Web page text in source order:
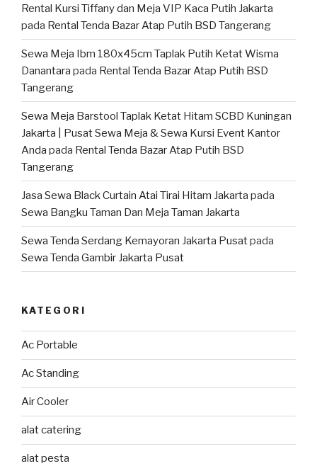
Rental Kursi Tiffany dan Meja VIP Kaca Putih Jakarta
pada Rental Tenda Bazar Atap Putih BSD Tangerang
Sewa Meja Ibm 180x45cm Taplak Putih Ketat Wisma
Danantara pada Rental Tenda Bazar Atap Putih BSD
Tangerang
Sewa Meja Barstool Taplak Ketat Hitam SCBD Kuningan
Jakarta | Pusat Sewa Meja & Sewa Kursi Event Kantor
Anda pada Rental Tenda Bazar Atap Putih BSD
Tangerang
Jasa Sewa Black Curtain Atai Tirai Hitam Jakarta pada
Sewa Bangku Taman Dan Meja Taman Jakarta
Sewa Tenda Serdang Kemayoran Jakarta Pusatpada
Sewa Tenda Gambir Jakarta Pusat
KATEGORI
Ac Portable
Ac Standing
Air Cooler
alat catering
alat pesta